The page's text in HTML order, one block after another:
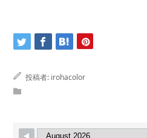
投稿者: irohacolor